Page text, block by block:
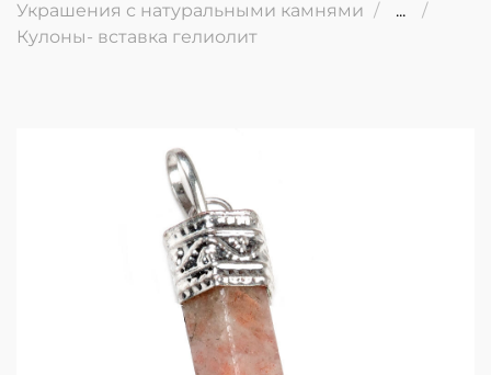
Украшения с натуральными камнями
...
Кулоны- вставка гелиолит